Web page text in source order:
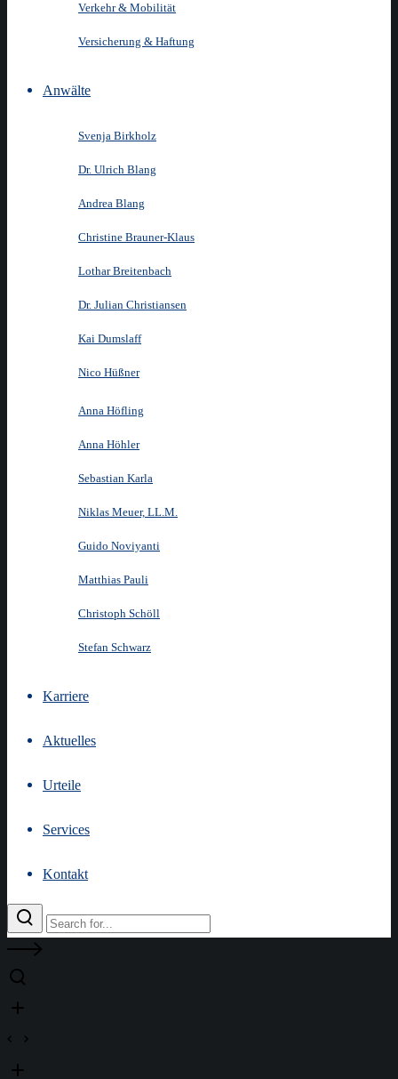
Verkehr & Mobilität
Versicherung & Haftung
Anwälte
Svenja Birkholz
Dr. Ulrich Blang
Andrea Blang
Christine Brauner-Klaus
Lothar Breitenbach
Dr. Julian Christiansen
Kai Dumslaff
Nico Hüßner
Anna Höfling
Anna Höhler
Sebastian Karla
Niklas Meuer, LL.M.
Guido Noviyanti
Matthias Pauli
Christoph Schöll
Stefan Schwarz
Karriere
Aktuelles
Urteile
Services
Kontakt